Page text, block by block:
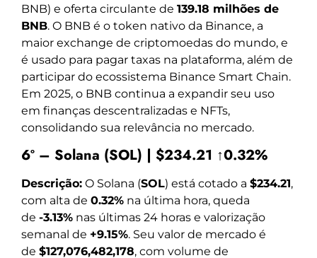
BNB) e oferta circulante de 139.18 milhões de
BNB. O BNB é o token nativo da Binance, a
maior exchange de criptomoedas do mundo, e
é usado para pagar taxas na plataforma, além de
participar do ecossistema Binance Smart Chain.
Em 2025, o BNB continua a expandir seu uso
em finanças descentralizadas e NFTs,
consolidando sua relevância no mercado.
6º – Solana (SOL) | $234.21 ↑0.32%
Descrição: O Solana (SOL) está cotado a $234.21,
com alta de 0.32% na última hora, queda
de -3.13% nas últimas 24 horas e valorização
semanal de +9.15%. Seu valor de mercado é
de $127,076,482,178, com volume de